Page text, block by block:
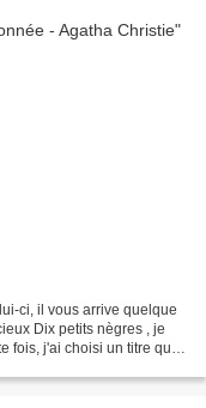
ci, il vous arrive quelque
Dix petits nègres , je
fois, j'ai choisi un titre que